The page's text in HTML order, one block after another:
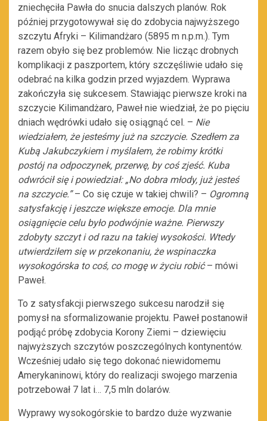
zniechęciła Pawła do snucia dalszych planów. Rok
później przygotowywał się do zdobycia najwyższego
szczytu Afryki – Kilimandżaro (5895 m n.p.m.). Tym
razem obyło się bez problemów. Nie licząc drobnych
komplikacji z paszportem, który szczęśliwie udało się
odebrać na kilka godzin przed wyjazdem. Wyprawa
zakończyła się sukcesem. Stawiając pierwsze kroki na
szczycie Kilimandżaro, Paweł nie wiedział, że po pięciu
dniach wędrówki udało się osiągnąć cel. – Nie
wiedziałem, że jesteśmy już na szczycie. Szedłem za
Kubą Jakubczykiem i myślałem, że robimy krótki
postój na odpoczynek, przerwę, by coś zjeść. Kuba
odwrócił się i powiedział: „No dobra młody, już jesteś
na szczycie.”– Co się czuje w takiej chwili? – Ogromną
satysfakcję i jeszcze większe emocje. Dla mnie
osiągnięcie celu było podwójnie ważne. Pierwszy
zdobyty szczyt i od razu na takiej wysokości. Wtedy
utwierdziłem się w przekonaniu, że wspinaczka
wysokogórska to coś, co mogę w życiu robić– mówi
Paweł.
To z satysfakcji pierwszego sukcesu narodził się
pomysł na sformalizowanie projektu. Paweł postanowił
podjąć próbę zdobycia Korony Ziemi – dziewięciu
najwyższych szczytów poszczególnych kontynentów.
Wcześniej udało się tego dokonać niewidomemu
Amerykaninowi, który do realizacji swojego marzenia
potrzebował 7 lat i… 7,5 mln dolarów.
Wyprawy wysokogórskie to bardzo duże wyzwanie